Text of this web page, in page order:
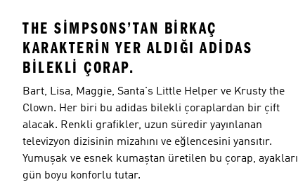
THE SIMPSONS’TAN BIRKAÇ
KARAKTERIN YER ALDIĞI ADIDAS
BILEKLI ÇORAP.
Bart, Lisa, Maggie, Santa's Little Helper ve Krusty the
Clown. Her biri bu adidas bilekli çoraplardan bir çift
alacak. Renkli grafikler, uzun süredir yayınlanan
televizyon dizisinin mizahını ve eğlencesini yansıtır.
Yumuşak ve esnek kumaştan üretilen bu çorap, ayakları
gün boyu konforlu tutar.